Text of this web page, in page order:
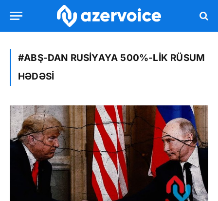
#ABŞ-DAN RUSIYAYA 500%-LIK RÜSUM
HƏDƏSI